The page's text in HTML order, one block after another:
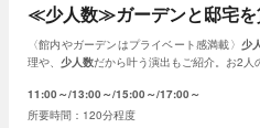
≪少人数≫ガーデンと邸宅を
〈館内やガーデンはプライベート感満載〉 少
理や、 少人数だから叶う演出もご紹介。お2人
11:00～ 13:00～ 15:00～ 17:00～
120分程度